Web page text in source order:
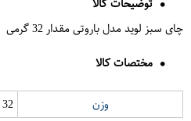
چای سبز لوید مدل باروتی مقدار 32 گرمی‌
مختصات کالا
وزن 32 گرم